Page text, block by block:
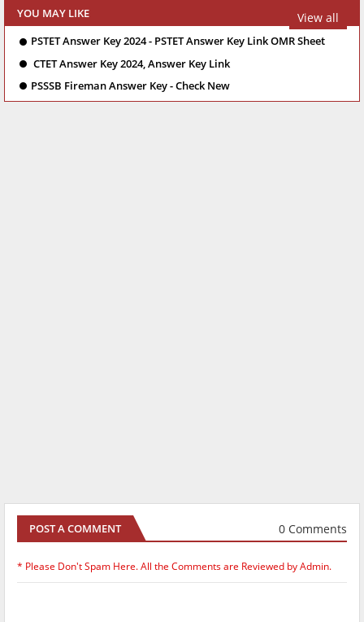
YOU MAY LIKE View all
PSTET Answer Key 2024 - PSTET Answer Key Link OMR Sheet
CTET Answer Key 2024, Answer Key Link
PSSSB Fireman Answer Key - Check New
POST A COMMENT 0 Comments
* Please Don't Spam Here. All the Comments are Reviewed by Admin.